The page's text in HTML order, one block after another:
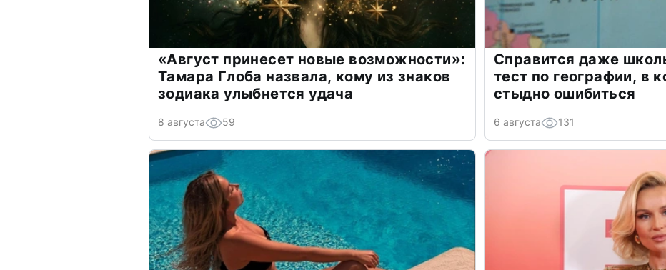
«Август принесет новые возможности»:
Тамара Глоба назвала, кому из знаков
зодиака улыбнется удача
8 августа 59
Справится даже
тест по географии, в
стыдно ошибиться
6 августа 131